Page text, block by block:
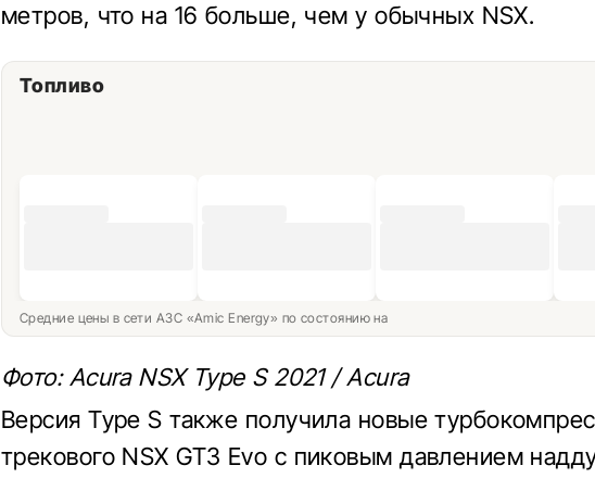
метров, что на 16 больше, чем у обычных NSX.
Топливо
Средние цены в сети АЗС «Amic Energy» по состоянию на
Фото: Acura NSX Type S 2021 / Acura
Версия Type S также получила новые
трекового NSX GT3 Evo с пиковым давлением